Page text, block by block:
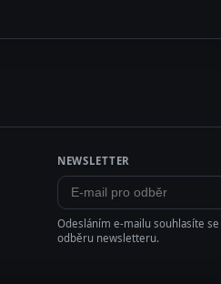
NEWSLETTER
Odesláním e-mailu souhlasíte se
odběru newsletteru.